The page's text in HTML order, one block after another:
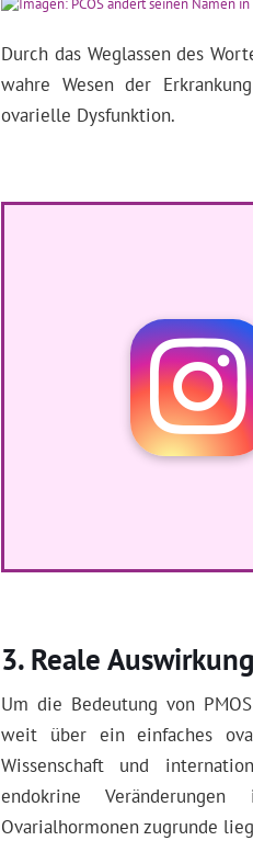
Durch das Weglassen des
wahre Wesen der
ovarielle Dysfunktion.
Reale
Um die Bedeutung von
weit über ein einfaches
Wissenschaft und
endokrine
Ovarialhormonen zugrunde